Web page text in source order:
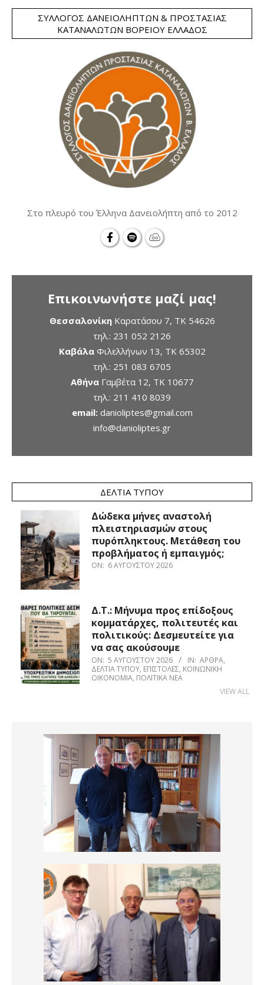
ΣΎΛΛΟΓΟΣ ΔΑΝΕΙΟΛΗΠΤΏΝ & ΠΡΟΣΤΑΣΊΑΣ
ΚΑΤΑΝΑΛΩΤΏΝ ΒΟΡΕΊΟΥ ΕΛΛΆΔΟΣ
Στο πλευρό του Έλληνα Δανειολήπτη από το 2012
Επικοινωνήστε μαζί μας!
ΘεσσαλονίκηΚαρατάσου 7, TK 54626
τηλ.: 231 052 2126
ΚαβάλαΦιλελλήνων 13, ΤΚ 65302
τηλ.: 251 083 6705
ΑθήναΓαμβέτα 12, ΤΚ 10677
τηλ.: 211 410 8039
email: danioliptes@gmail.com
info@danioliptes.gr
ΔΕΛΤΊΑ ΤΎΠΟΥ
Δώδεκα μήνες αναστολή
πλειστηριασμών στους
πυρόπληκτους. Μετάθεση του
προβλήματος ή εμπαιγμός;
ON: 6 ΑΥΓΟΎΣΤΟΥ 2026
Δ.Τ.: Μήνυμα προς επίδοξους
κομματάρχες, πολιτευτές και
πολιτικούς: Δεσμευτείτε για
να σας ακούσουμε
ON: 5 ΑΥΓΟΎΣΤΟΥ 2026 IN: ΆΡΘΡΑ,
ΔΕΛΤΊΑ ΤΎΠΟΥ, ΕΠΙΣΤΟΛΈΣ, ΚΟΙΝΩΝΙΚΉ
ΟΙΚΟΝΟΜΊΑ, ΠΟΛΙΤΙΚΆ ΝΈΑ
VIEW ALL